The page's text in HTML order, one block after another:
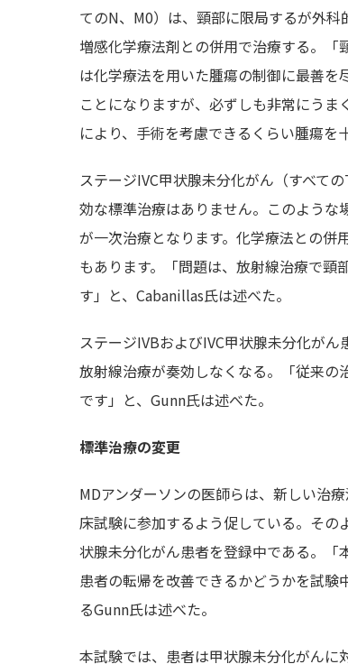
てのN、M0）は、頸部に限局するが外
増感化学療法剤との併用で治療する。
は化学療法を用いた腫瘍の制御に最善
ことになりますが、必ずしも非常にう
により、手術を考慮できるくらい腫瘍を
ステージIVC甲状腺未分化がん（すべて
効な標準治療はありません。このよう
が一次治療となります。化学療法との併
もあります。「問題は、放射線治療で
す」と、Cabanillas氏は述べた。
ステージIVBおよびIVC甲状腺未分化が
放射線治療が奏効しなくなる。「従来
です」と、Gunn氏は述べた。
標準治療の変更
MDアンダーソンの医師らは、新しい治
床試験に参加するよう促している。その
状腺未分化がん患者を登録中である。「
患者の転帰を改善できるかどうかを試験
るGunn氏は述べた。
本試験では、患者は甲状腺未分化がんに